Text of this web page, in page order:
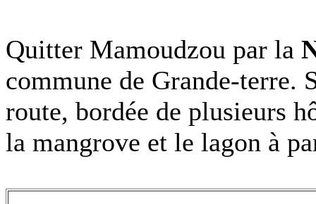
Quitter Mamoudzou par la
commune de Grande-terre.
route, bordée de plusieurs
la mangrove et le lagon à